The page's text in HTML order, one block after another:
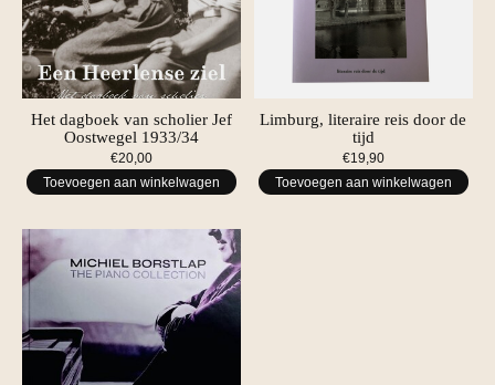
Het dagboek van scholier Jef
Oostwegel 1933/34
€20,00
Toevoegen aan winkelwagen
Limburg, literaire reis door de
tijd
€19,90
Toevoegen aan winkelwagen